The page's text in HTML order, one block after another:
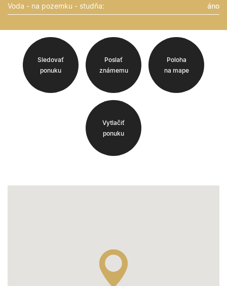
Voda - na pozemku - studňa:
áno
Sledovať
ponuku
Poslať
známemu
Poloha
na mape
Vytlačiť
ponuku